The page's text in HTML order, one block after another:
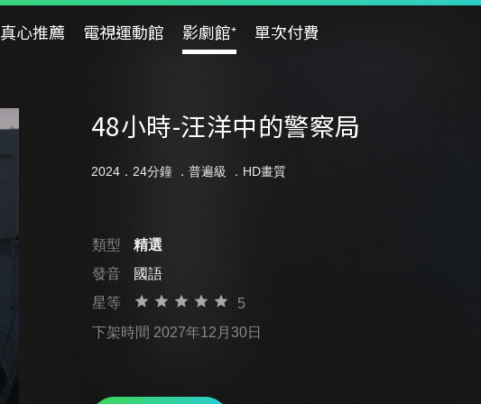
真心推薦 電視運動館 影劇館⁺ 單次付費
48小時-汪洋中的警察局
2024．24分鐘 ． 普遍級 ．HD畫質
類型
精選
發音
國語
星等
5
下架時間 2027年12月30日